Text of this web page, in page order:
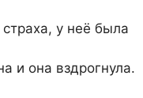
у неё была
и она вздрогнула.